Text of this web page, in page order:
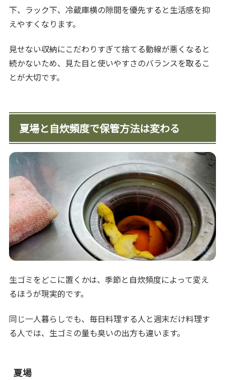
下、ラック下、冷蔵庫横の隙間を優先すると生活感を抑
えやすくなります。
見せない収納にこだわりすぎて捨てる動線が悪くなると
続かないため、見た目と使いやすさのバランスを取るこ
とが大切です。
夏場と自炊頻度で保管方法は変わる
生ゴミをどこに置くかは、季節と自炊頻度によって変え
るほうが現実的です。
同じ一人暮らしでも、毎日料理する人と週末だけ料理す
る人では、生ゴミの量も臭いの出方も違います。
夏場